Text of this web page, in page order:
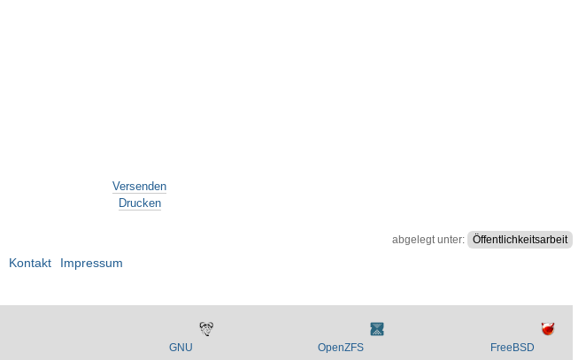
Versenden
Drucken
abgelegt unter: Öffentlichkeitsarbeit
Kontakt Impressum
GNU OpenZFS FreeBSD